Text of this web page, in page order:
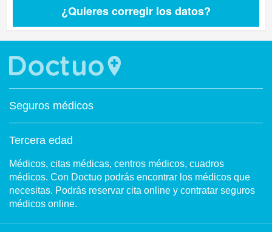
¿Quieres corregir los datos?
Seguros médicos
Tercera edad
Médicos, citas médicas, centros médicos, cuadros
médicos. Con Doctuo podrás encontrar los médicos que
necesitas. Podrás reservar cita online y contratar seguros
médicos online.